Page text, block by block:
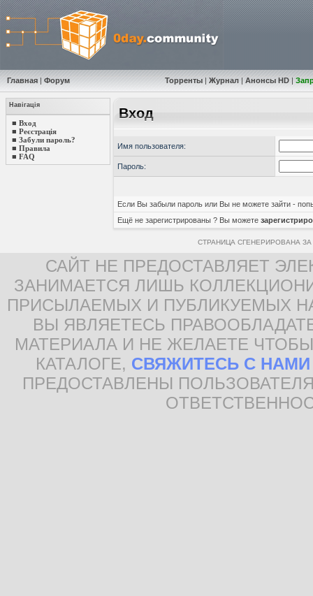
Главная | Форум Торренты |Журнал |Анонсы HD |
Навігація
■ Вход
■ Реєстрація
■ Забули пароль?
■ Правила
■ FAQ
Вход
Имя пользователя:
Пароль:
Если Вы забыли пароль или Вы не можете зайти -
Ещё не зарегистрированы ? Вы можете
СТРАНИЦА СГЕНЕРИРОВАНА
САЙТ НЕ ПРЕДОСТАВЛЯЕТ
ЗАНИМАЕТСЯ ЛИШЬ
ПРИСЫЛАЕМЫХ И ПУБЛИКУЕМЫХ
ВЫ ЯВЛЯЕТЕСЬ
МАТЕРИАЛА И НЕ ЖЕЛАЕТЕ
КАТАЛОГЕ, СВЯЖИТЕСЬ С НАМИ
ПРЕДОСТАВЛЕНЫ